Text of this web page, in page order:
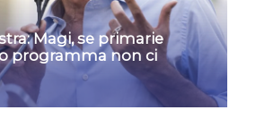
Magi, se primarie
programma non ci